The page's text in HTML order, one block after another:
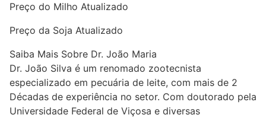
Preço do Milho Atualizado
Preço da Soja Atualizado
Saiba Mais Sobre Dr. João Maria
Dr. João Silva é um renomado zootecnista
especializado em pecuária de leite, com mais de 2
Décadas de experiência no setor. Com doutorado pela
Universidade Federal de Viçosa e diversas